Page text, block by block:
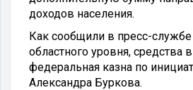
доходов населения.
Как сообщили в пресс-службе
областного уровня, средства
федеральная казна по
Александра Буркова.